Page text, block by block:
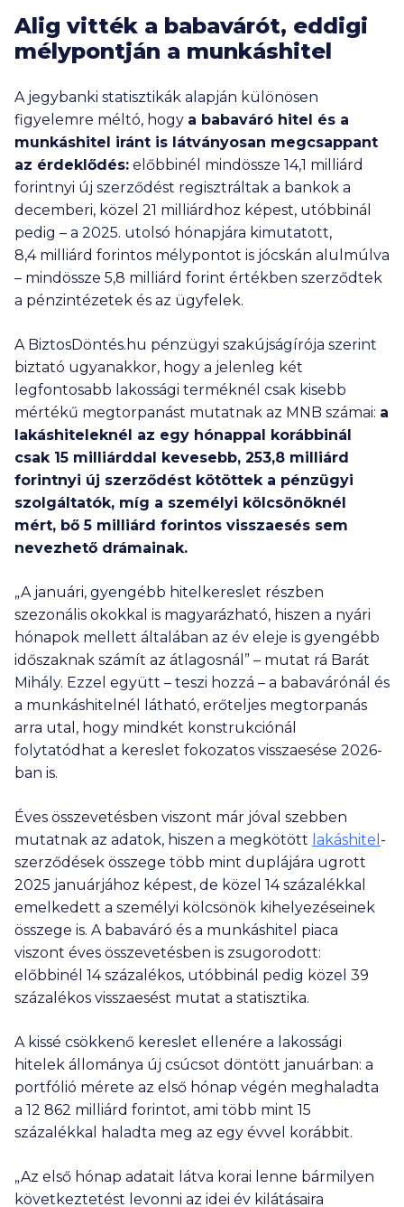
Alig vitték a babavárót, eddigi
mélypontján a munkáshitel
A jegybanki statisztikák alapján különösen
figyelemre méltó, hogy a babaváró hitel és a
munkáshitel iránt is látványosan megcsappant
az érdeklődés: előbbinél mindössze 14,1 milliárd
forintnyi új szerződést regisztráltak a bankok a
decemberi, közel 21 milliárdhoz képest, utóbbinál
pedig – a 2025. utolsó hónapjára kimutatott,
8,4 milliárd forintos mélypontot is jócskán alulmúlva
– mindössze 5,8 milliárd forint értékben szerződtek
a pénzintézetek és az ügyfelek.
A BiztosDöntés.hu pénzügyi szakújságírója szerint
biztató ugyanakkor, hogy a jelenleg két
legfontosabb lakossági terméknél csak kisebb
mértékű megtorpanást mutatnak az MNB számai: a
lakáshiteleknél az egy hónappal korábbinál
csak 15 milliárddal kevesebb, 253,8 milliárd
forintnyi új szerződést kötöttek a pénzügyi
szolgáltatók, míg a személyi kölcsönöknél
mért, bő5 milliárd forintos visszaesés sem
nevezhető drámainak.
„A januári, gyengébb hitelkereslet részben
szezonális okokkal is magyarázható, hiszen a nyári
hónapok mellett általában az év eleje is gyengébb
időszaknak számít az átlagosnál” – mutat rá Barát
Mihály. Ezzel együtt – teszi hozzá – a babavárónál és
a munkáshitelnél látható, erőteljes megtorpanás
arra utal, hogy mindkét konstrukciónál
folytatódhat a kereslet fokozatos visszaesése 2026-
ban is.
Éves összevetésben viszont már jóval szebben
mutatnak az adatok, hiszen a megkötött lakáshitel -
szerződések összege több mint duplájára ugrott
2025 januárjához képest, de közel 14 százalékkal
emelkedett a személyi kölcsönök kihelyezéseinek
összege is. A babaváró és a munkáshitel piaca
viszont éves összevetésben is zsugorodott:
előbbinél 14 százalékos, utóbbinál pedig közel 39
százalékos visszaesést mutat a statisztika.
A kissé csökkenő kereslet ellenére a lakossági
hitelek állománya új csúcsot döntött januárban: a
portfólió mérete az első hónap végén meghaladta
a 12 862 milliárd forintot, ami több mint 15
százalékkal haladta meg az egy évvel korábbit.
„Az első hónap adatait látva korai lenne bármilyen
következtetést levonni az idei év kilátásaira